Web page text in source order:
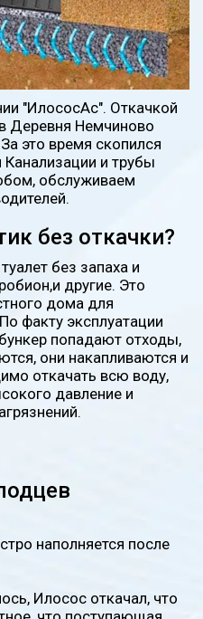
"ИлососАс". Откачкой
Деревня Немчиново
это время скопился
и трубы
обслуживаем
без откачки?
без запаха и
другие. Это
дома для
факту эксплуатации
попадают отходы,
они накапливаются и
откачать всю воду,
давление и
наполняется после
Илосос откачал, что